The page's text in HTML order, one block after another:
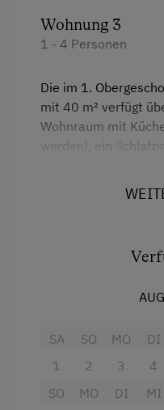
Wohnung 3
1 - 4 Personen
Die im 1.
mit 40 m² verfügt
Wohnraum mit
werden), ein
Doppelbett
SA
1
SO
2
MO
3
DI
4
SO
MO
DI
MI